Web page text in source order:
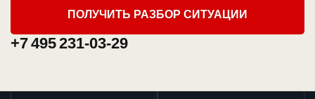
ПОЛУЧИТЬ РАЗБОР СИТУАЦИИ
+7 495 231-03-29